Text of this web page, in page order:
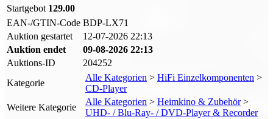
Startgebot 129.00
EAN-/GTIN-Code BDP-LX71
Auktion gestartet
12-07-2026 22:13
Auktion endet
09-08-2026 22:13
Auktions-ID
204252
Kategorie
Alle Kategorien > HiFi Einzelkomponenten >
CD-Player
Weitere Kategorie
Alle Kategorien > Heimkino & Zubehör>
UHD- / Blu-Ray- / DVD-Player & Recorder